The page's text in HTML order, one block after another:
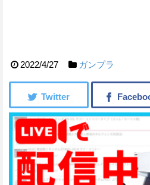
2022/4/27 ガンプラ